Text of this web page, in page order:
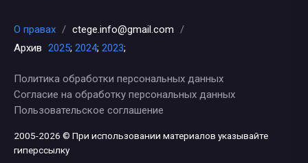
О правах / ctege.info@gmail.com /
Архив 2025; 2024; 2023;
Политика обработки персональных данных
Согласие на обработку персональных данных
Пользовательское соглашение
2005-2026 © При использовании материалов указывайте
гиперссылку